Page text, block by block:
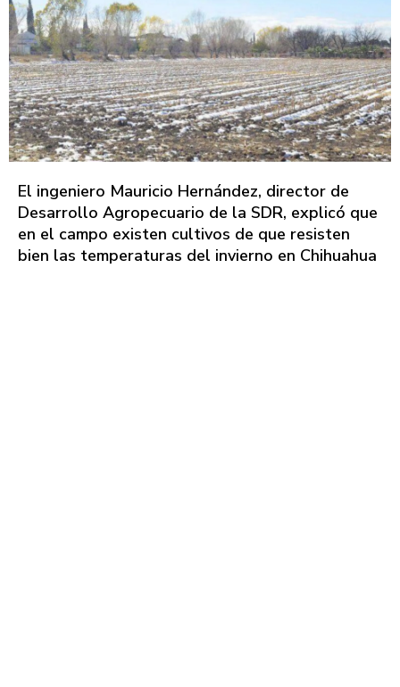
El ingeniero Mauricio Hernández, director de
Desarrollo Agropecuario de la SDR, explicó que
en el campo existen cultivos de que resisten
bien las temperaturas del invierno en Chihuahua